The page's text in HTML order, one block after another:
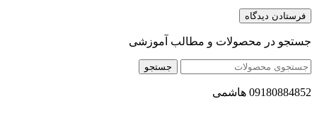
جستجو در محصولات و مطالب آموزشی
جستجو
09180884852 هاشمی